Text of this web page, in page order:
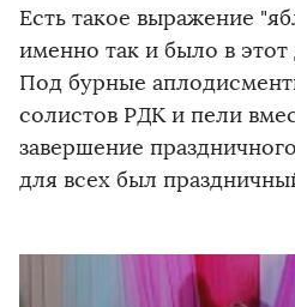
Есть такое выражение
именно так и было в этот
Под бурные
солистов РДК и пели
завершение
для всех был